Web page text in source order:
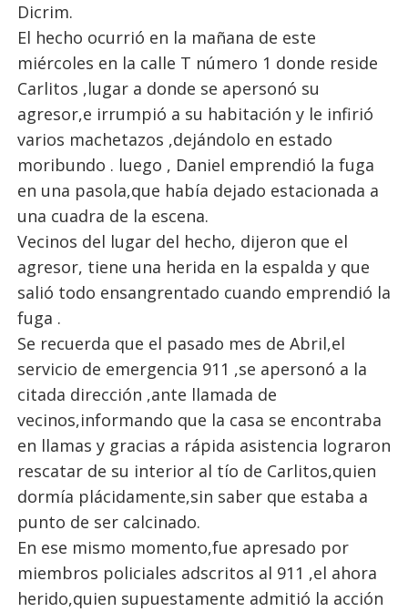
Dicrim.
El hecho ocurrió en la mañana de este
miércoles en la calle T número 1 donde reside
Carlitos ,lugar a donde se apersonó su
agresor,e irrumpió a su habitación y le infirió
varios machetazos ,dejándolo en estado
moribundo . luego , Daniel emprendió la fuga
en una pasola,que había dejado estacionada a
una cuadra de la escena.
Vecinos del lugar del hecho, dijeron que el
agresor, tiene una herida en la espalda y que
salió todo ensangrentado cuando emprendió la
fuga .
Se recuerda que el pasado mes de Abril,el
servicio de emergencia 911 ,se apersonó a la
citada dirección ,ante llamada de
vecinos,informando que la casa se encontraba
en llamas y gracias a rápida asistencia lograron
rescatar de su interior al tío de Carlitos,quien
dormía plácidamente,sin saber que estaba a
punto de ser calcinado.
En ese mismo momento,fue apresado por
miembros policiales adscritos al 911 ,el ahora
herido,quien supuestamente admitió la acción